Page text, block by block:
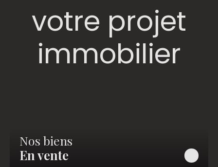
votre projet
immobilier
Nos biens
En vente